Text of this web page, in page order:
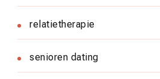
relatietherapie
senioren dating